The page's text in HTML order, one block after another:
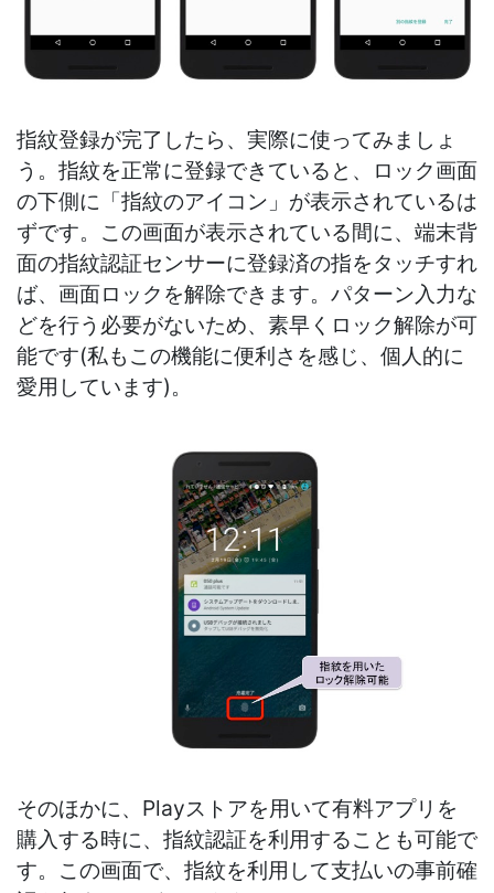
指紋登録が完了したら、実際に使ってみましょ
う。指紋を正常に登録できていると、ロック画面
の下側に「指紋のアイコン」が表示されているは
ずです。この画面が表示されている間に、端末背
面の指紋認証センサーに登録済の指をタッチすれ
ば、画面ロックを解除できます。パターン入力な
どを行う必要がないため、素早くロック解除が可
能です(私もこの機能に便利さを感じ、個人的に
愛用しています)。
そのほかに、Playストアを用いて有料アプリを
購入する時に、指紋認証を利用することも可能で
す。この画面で、指紋を利用して支払いの事前確